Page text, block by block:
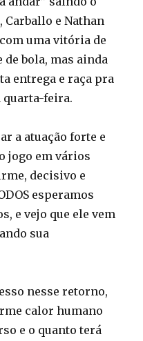
Carballo e Nathan
uma vitória de
bola, mas ainda
entrega e raça pra
quarta-feira.
a atuação forte e
jogo em vários
decisivo e
esperamos
e vejo que ele vem
sua
nesse retorno,
calor humano
e o quanto terá